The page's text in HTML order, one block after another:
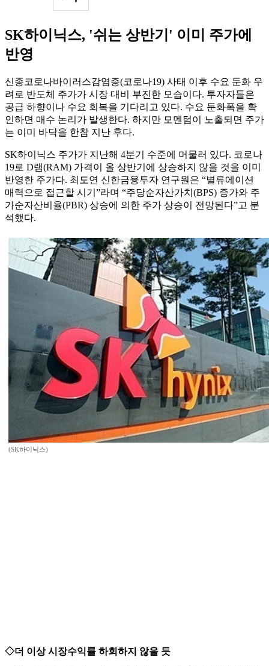
SK하이닉스, '쉬는 상반기' 이미 주가에
반영
신종코로나바이러스감염증(코로나19) 사태 이후 수요 둔화 우
려로 반도체 주가가 시장 대비 부진한 모습이다. 투자자들은
공급 하향이나 수요 회복을 기다리고 있다. 수요 둔화폭을 확
인하면 매수 논리가 발생한다. 하지만 모멘텀이 노출되면 주가
는 이미 바닥을 한참 지난 후다.
SK하이닉스 주가가 지난해 4분기 수준에 머물러 있다. 코로나
19로 D램(RAM) 가격이 올 상반기에 상승하지 않을 것을 이미
반영한 주가다. 최도연 신한금융투자 연구원은 “별류에이션
매력으로 접근할 시기”라며 “주당순자산가치(BPS) 증가와 주
가순자산비율(PBR) 상승에 의한 주가 상승이 전망된다”고 분
석했다.
(SK하이닉스)
◇더 이상 시장수익률 하회하지 않을 듯